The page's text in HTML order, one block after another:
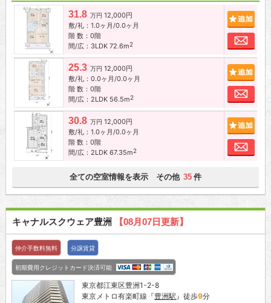
31.8 万円 12,000円
敷/礼：1.0ヶ月/0.0ヶ月
階 数：0階
間/広：3LDK 72.6m2
お
25.3 万円 12,000円
敷/礼：0.0ヶ月/0.0ヶ月
階 数：0階
間/広：2LDK 56.5m2
お
30.8 万円 12,000円
敷/礼：1.0ヶ月/0.0ヶ月
階 数：0階
間/広：2LDK 67.35m2
追加
お
全ての空室情報を表示 その他 35 件
キャナルスクウェア豊洲 【08月07日更新】
仲介手数料無料 分譲賃貸
初期費用クレジットカード決済可能
東京都江東区豊洲1-2-8
東京メトロ有楽町線『豊洲駅』徒歩9分